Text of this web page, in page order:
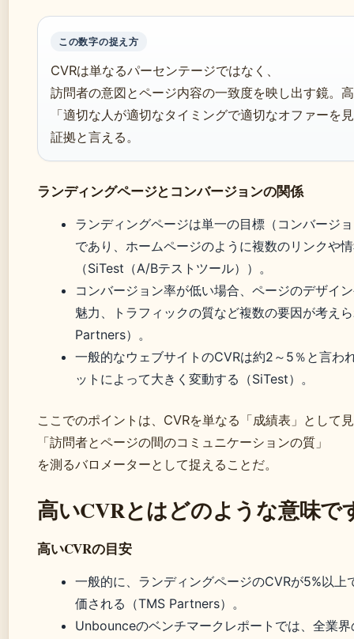
この数字の捉え方
CVRは単なるパーセンテージではなく、
訪問者の意図とページ内容の一致度を映し出す鏡。
「適切な人が適切なタイミングで適切なオファーを
証拠と言える。
ランディングページとコンバージョンの関係
ランディングページは単一の目標（コンバージ
であり、ホームページのように複数のリンクや
（SiTest（A/Bテストツール））。
コンバージョン率が低い場合、ページのデザイ
魅力、トラフィックの質など複数の要因が考え
Partners）。
一般的なウェブサイトのCVRは約2～5％と言わ
ットによって大きく変動する（SiTest）。
ここでのポイントは、CVRを単なる「成績表」として
「訪問者とページの間のコミュニケーションの質」
を測るバロメーターとして捉えることだ。
高いCVRとはどのような意味で
高いCVRの目安
一般的に、ランディングページのCVRが5%以上
価される（TMS Partners）。
Unbounceのベンチマークレポートでは、全業